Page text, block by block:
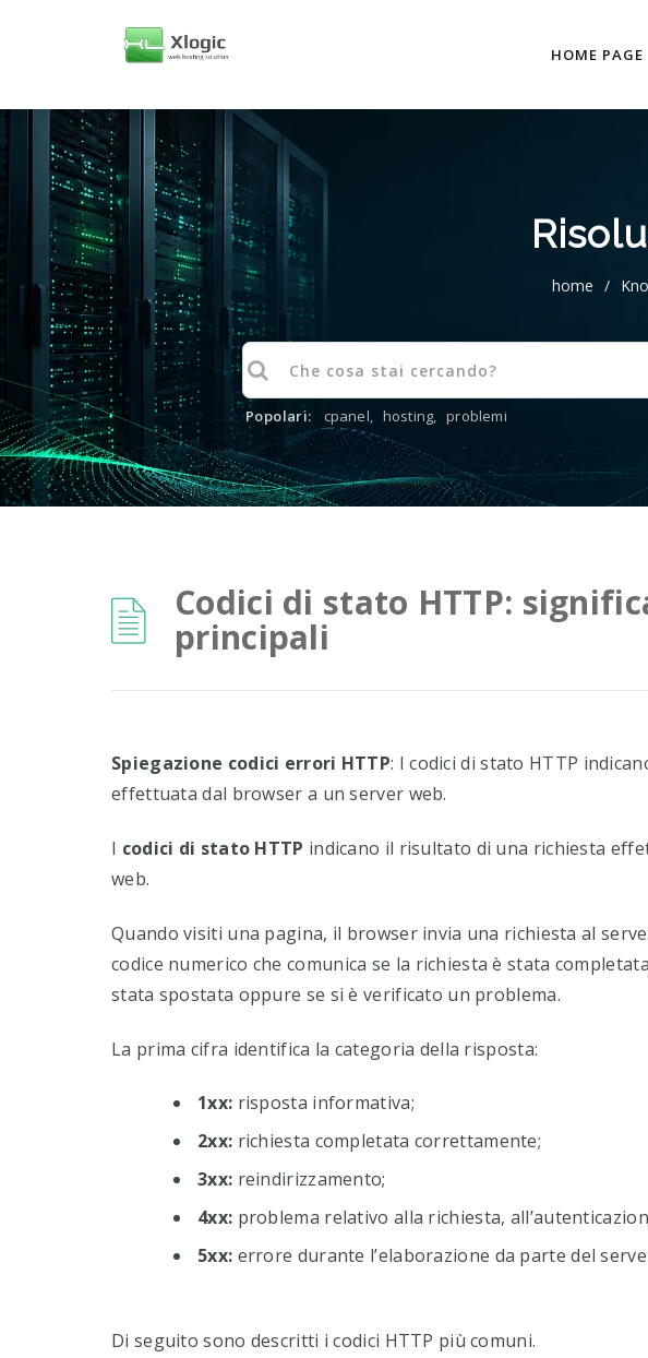
HOME PAGE
home /
Popolari: cpanel, hosting, problemi
Codici di stato HTTP:
principali
Spiegazione codici errori HTTP: I codici di stato HTTP
effettuata dal browser a un server web.
I codici di stato HTTP indicano il risultato di una richiesta
web.
Quando visiti una pagina, il browser invia una richiesta al
codice numerico che comunica se la richiesta è stata
stata spostata oppure se si è verificato un problema.
La prima cifra identifica la categoria della risposta:
1xx: risposta informativa;
2xx: richiesta completata correttamente;
3xx: reindirizzamento;
4xx: problema relativo alla richiesta,
5xx: errore durante l’elaborazione da parte del
Di seguito sono descritti i codici HTTP più comuni.